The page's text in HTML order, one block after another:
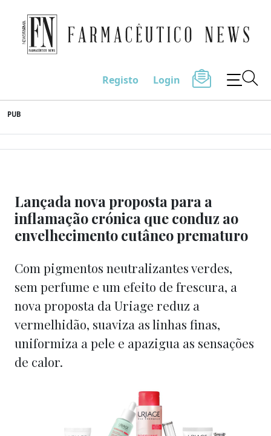
to
content
Farmacêutico News
Registo Login
PUB
Lançada nova proposta para a
inflamação crónica que conduz ao
envelhecimento cutâneo prematuro
Com pigmentos neutralizantes verdes,
sem perfume e um efeito de frescura, a
nova proposta da Uriage reduz a
vermelhidão, suaviza as linhas finas,
uniformiza a pele e apazigua as sensações
de calor.